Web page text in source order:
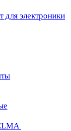
для электроники